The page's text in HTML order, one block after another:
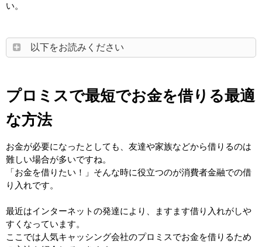
い。
以下をお読みください
プロミスで最短でお金を借りる最適
な方法
お金が必要になったとしても、友達や家族などから借りるのは
難しい場合が多いですね。
「お金を借りたい！」そんな時に役立つのが消費者金融での借
り入れです。
最近はインターネットの発達により、ますます借り入れがしや
すくなっています。
ここでは人気キャッシング会社のプロミスでお金を借りるため